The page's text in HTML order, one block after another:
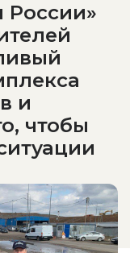
России»
и
чтобы